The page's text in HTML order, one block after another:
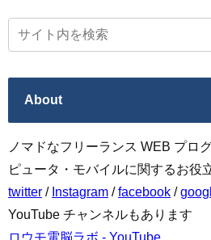
About
ノマドなフリーランス WEB プロ
ピュータ・モバイルに関するお役
twitter / Instagram /facebook /
YouTube チャンネルもあります